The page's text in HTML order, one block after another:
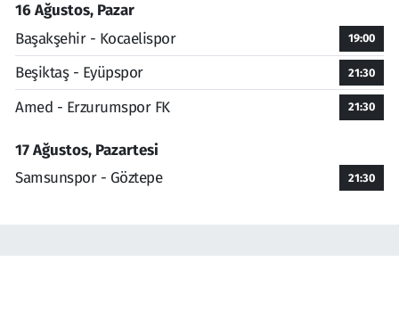
16 Ağustos, Pazar
Başakşehir - Kocaelispor
19:00
Beşiktaş - Eyüpspor 21:30
Amed - Erzurumspor FK 21:30
17 Ağustos, Pazartesi
Samsunspor - Göztepe
21:30